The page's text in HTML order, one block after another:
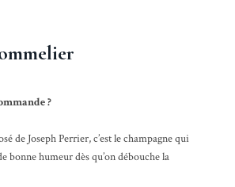
?
de Joseph Perrier, c’est le champagne qui
bonne humeur dès qu’on débouche la